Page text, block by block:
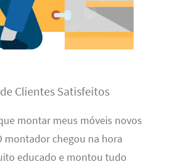
Clientes Satisfeitos
montar meus móveis novos
montador chegou na hora
educado e montou tudo